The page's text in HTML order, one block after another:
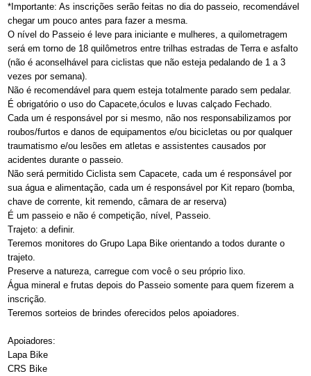
*Importante: As inscrições serão feitas no dia do passeio, recomendável
chegar um pouco antes para fazer a mesma.
O nível do Passeio é leve para iniciante e mulheres, a quilometragem
será em torno de 18 quilômetros entre trilhas estradas de Terra e asfalto
(não é aconselhável para ciclistas que não esteja pedalando de 1 a 3
vezes por semana).
Não é recomendável para quem esteja totalmente parado sem pedalar.
É obrigatório o uso do Capacete,óculos e luvas calçado Fechado.
Cada um é responsável por si mesmo, não nos responsabilizamos por
roubos/furtos e danos de equipamentos e/ou bicicletas ou por qualquer
traumatismo e/ou lesões em atletas e assistentes causados por
acidentes durante o passeio.
Não será permitido Ciclista sem Capacete, cada um é responsável por
sua água e alimentação, cada um é responsável por Kit reparo (bomba,
chave de corrente, kit remendo, câmara de ar reserva)
É um passeio e não é competição, nível, Passeio.
Trajeto: a definir.
Teremos monitores do Grupo Lapa Bike orientando a todos durante o
trajeto.
Preserve a natureza, carregue com você o seu próprio lixo.
Água mineral e frutas depois do Passeio somente para quem fizerem a
inscrição.
Teremos sorteios de brindes oferecidos pelos apoiadores.
Apoiadores:
Lapa Bike
CRS Bike